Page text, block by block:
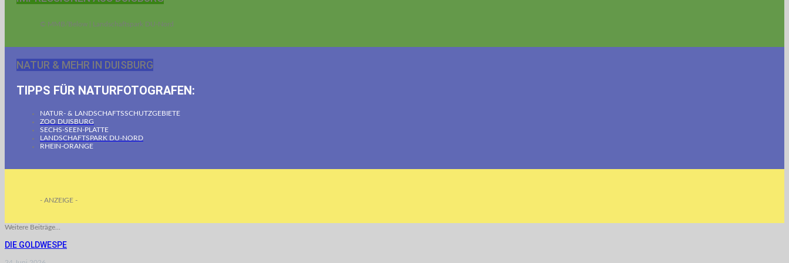
© MMB/Below | Landschaftspark DU-Nord
NATUR & MEHR IN DUISBURG
TIPPS FÜR NATURFOTOGRAFEN:
NATUR- & LANDSCHAFTSSCHUTZGEBIETE
ZOO DUISBURG
SECHS-SEEN-PLATTE
LANDSCHAFTSPARK DU-NORD
RHEIN-ORANGE
- ANZEIGE -
Weitere Beiträge...
DIE GOLDWESPE